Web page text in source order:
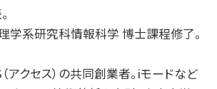
学系研究科情報科学 博士課程修了。
アクセス）の共同創業者。iモードなど